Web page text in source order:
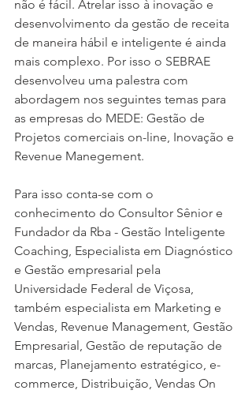
não é fácil. Atrelar isso à inovação e
desenvolvimento da gestão de receita
de maneira hábil e inteligente é ainda
mais complexo. Por isso o SEBRAE
desenvolveu uma palestra com
abordagem nos seguintes temas para
as empresas do MEDE: Gestão de
Projetos comerciais on-line, Inovação e
Revenue Manegement.
Para isso conta-se com o
conhecimento do Consultor Sênior e
Fundador da Rba - Gestão Inteligente
Coaching, Especialista em Diagnóstico
e Gestão empresarial pela
Universidade Federal de Viçosa,
também especialista em Marketing e
Vendas, Revenue Management, Gestão
Empresarial, Gestão de reputação de
marcas, Planejamento estratégico, e-
commerce, Distribuição, Vendas On